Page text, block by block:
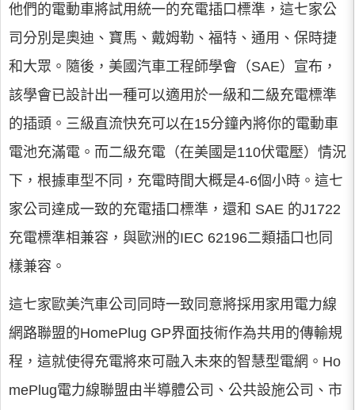
他們的電動車將試用統一的充電插口標準，這七家公
司分別是奧迪、寶馬、戴姆勒、福特、通用、保時捷
和大眾。隨後，美國汽車工程師學會（SAE）宣布，
該學會已設計出一種可以適用於一級和二級充電標準
的插頭。三級直流快充可以在15分鐘內將你的電動車
電池充滿電。而二級充電（在美國是110伏電壓）情況
下，根據車型不同，充電時間大概是4-6個小時。這七
家公司達成一致的充電插口標準，還和 SAE 的J1722
充電標準相兼容，與歐洲的IEC 62196二類插口也同
樣兼容。
這七家歐美汽車公司同時一致同意將採用家用電力線
網路聯盟的HomePlug GP界面技術作為共用的傳輸規
程，這就使得充電將來可融入未來的智慧型電網。Ho
mePlug電力線聯盟由半導體公司、公共設施公司、市